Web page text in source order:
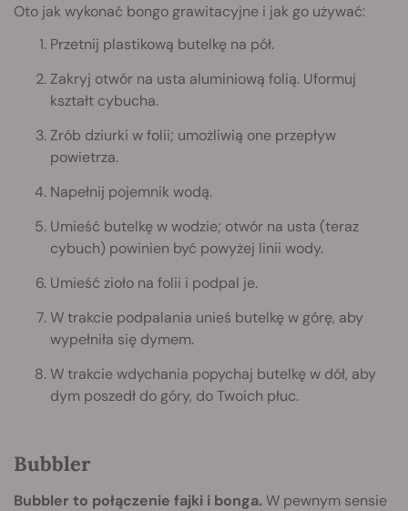
Oto jak wykonać bongo grawitacyjne i jak go używać:
Przetnij plastikową butelkę na pół.
Zakryj otwór na usta aluminiową folią. Uformuj
kształt cybucha.
Zrób dziurki w folii; umożliwią one przepływ
powietrza.
Napełnij pojemnik wodą.
Umieść butelkę w wodzie; otwór na usta (teraz
cybuch) powinien być powyżej linii wody.
Umieść zioło na folii i podpal je.
W trakcie podpalania unieś butelkę w górę, aby
wypełniła się dymem.
W trakcie wdychania popychaj butelkę w dół, aby
dym poszedł do góry, do Twoich płuc.
Bubbler
Bubbler to połączenie fajki i bonga. W pewnym sensie